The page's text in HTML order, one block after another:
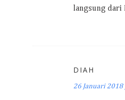
langsung dari
DIAH
26 Januari